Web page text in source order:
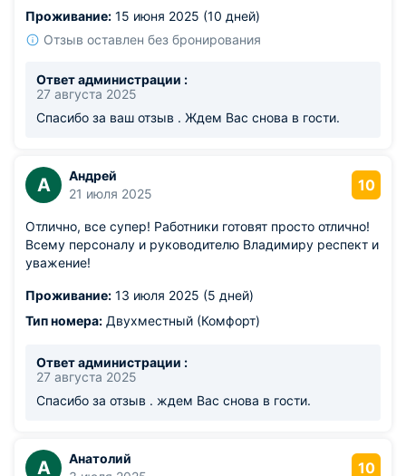
было необходимо участвовал и всё разрешалось.
Спасибо вам большое, за прекрасный отдых. Особенно
понимаешь и чувствуешь, чтобы на море. Телевизор,
кондиционеры, холодильник, сантехника всё исправно.
Вернёмся обязательно.
Проживание: 15 июня 2025 (10 дней)
Отзыв оставлен без бронирования
Ответ администрации :
27 августа 2025
Спасибо за ваш отзыв . Ждем Вас снова в гости.
А
Андрей
21 июля 2025
10
Отлично, все супер! Работники готовят просто отлично!
Всему персоналу и руководителю Владимиру респект и
уважение!
Проживание: 13 июля 2025 (5 дней)
Тип номера: Двухместный (Комфорт)
Ответ администрации :
27 августа 2025
Спасибо за отзыв . ждем Вас снова в гости.
А
Анатолий
10